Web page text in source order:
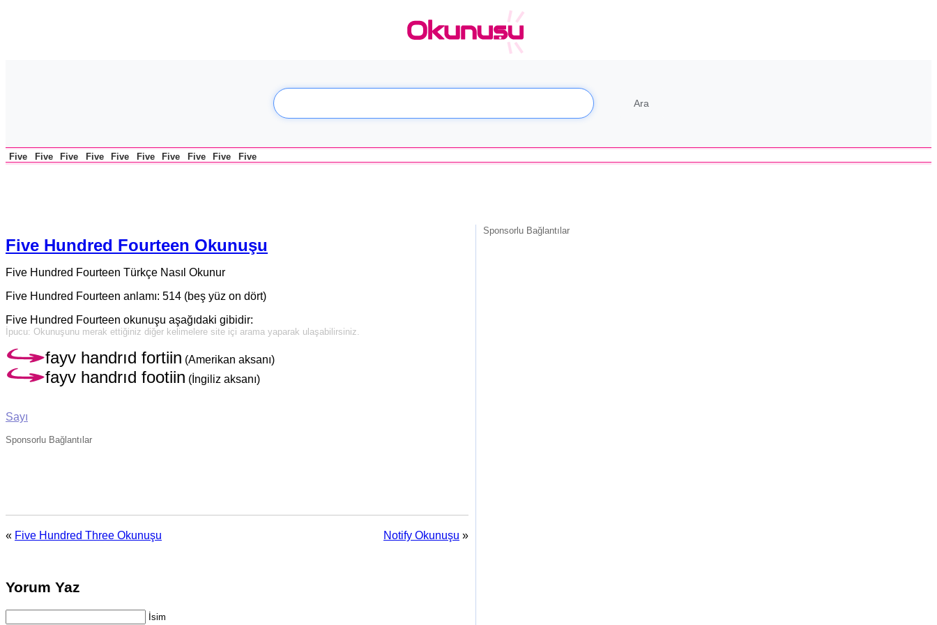
Five Five Five Five Five Five Five Five Five Five
Sponsorlu Bağlantılar
Five Hundred Fourteen Okunuşu
Five Hundred Fourteen Türkçe Nasıl Okunur
Five Hundred Fourteen anlamı: 514 (beş yüz on dört)
Five Hundred Fourteen okunuşu aşağıdaki gibidir:
İpucu: Okunuşunu merak ettiğiniz diğer kelimelere site içi arama yaparak ulaşabilirsiniz.
fayv handrıd fortiin (Amerikan aksanı)
fayv handrıd footiin (İngiliz aksanı)
Sayı
Sponsorlu Bağlantılar
« Five Hundred Three Okunuşu Notify Okunuşu »
Yorum Yaz
İsim